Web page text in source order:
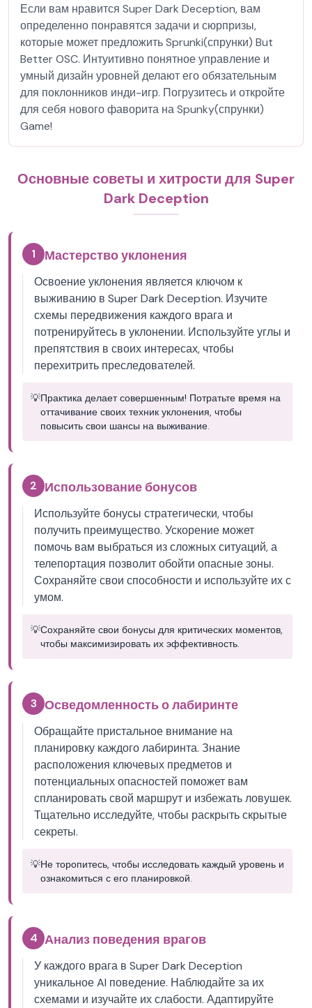
Если вам нравится Super Dark Deception, вам
определенно понравятся задачи и сюрпризы,
которые может предложить Sprunki(спрунки) But
Better OSC. Интуитивно понятное управление и
умный дизайн уровней делают его обязательным
для поклонников инди-игр. Погрузитесь и откройте
для себя нового фаворита на Spunky(спрунки)
Game!
Основные советы и хитрости для Super
Dark Deception
1 Мастерство уклонения
Освоение уклонения является ключом к
выживанию в Super Dark Deception. Изучите
схемы передвижения каждого врага и
потренируйтесь в уклонении. Используйте углы и
препятствия в своих интересах, чтобы
перехитрить преследователей.
💡Практика делает совершенным! Потратьте время на
оттачивание своих техник уклонения, чтобы
повысить свои шансы на выживание.
2 Использование бонусов
Используйте бонусы стратегически, чтобы
получить преимущество. Ускорение может
помочь вам выбраться из сложных ситуаций, а
телепортация позволит обойти опасные зоны.
Сохраняйте свои способности и используйте их с
умом.
💡Сохраняйте свои бонусы для критических моментов,
чтобы максимизировать их эффективность.
3 Осведомленность о лабиринте
Обращайте пристальное внимание на
планировку каждого лабиринта. Знание
расположения ключевых предметов и
потенциальных опасностей поможет вам
спланировать свой маршрут и избежать ловушек.
Тщательно исследуйте, чтобы раскрыть скрытые
секреты.
💡Не торопитесь, чтобы исследовать каждый уровень и
ознакомиться с его планировкой.
4 Анализ поведения врагов
У каждого врага в Super Dark Deception
уникальное AI поведение. Наблюдайте за их
схемами и изучайте их слабости. Адаптируйте